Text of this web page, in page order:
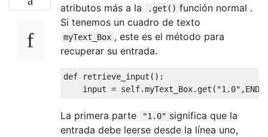
atributos más a la
.get() función normal .
Si tenemos un cuadro de texto
myText_Box , este es el método para
recuperar su entrada.
def retrieve_input ():
    input
= self.myText_Box. get ( "1.0" ,END
La primera parte "1.0" significa que la
entrada debe leerse desde la línea uno,